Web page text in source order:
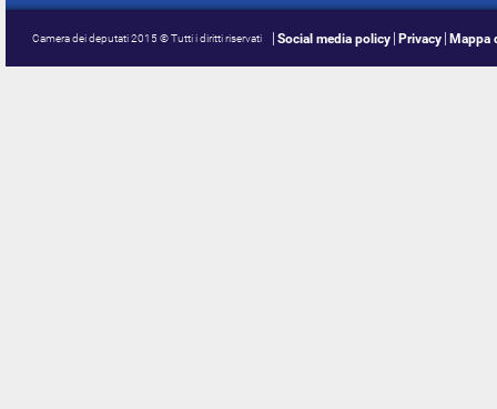
Camera dei deputati 2015 © Tutti i diritti riservati Social media policy Privacy Mappa